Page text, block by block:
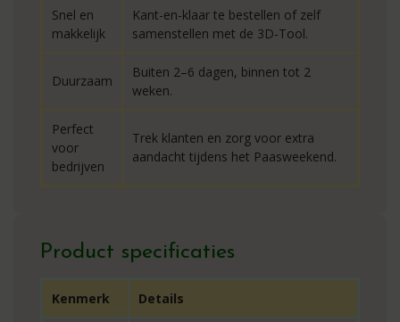
Snel en
makkelijk
Kant-en-klaar te bestellen of zelf
samenstellen met de 3D-Tool.
Duurzaam
Buiten 2–6 dagen, binnen tot 2
weken.
Perfect
voor
bedrijven
Trek klanten en zorg voor extra
aandacht tijdens het Paasweekend.
Product specificaties
Kenmerk Details